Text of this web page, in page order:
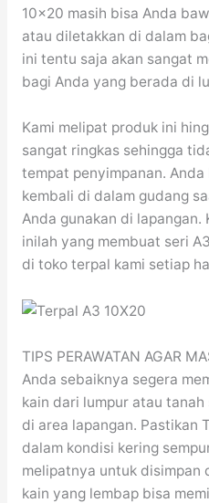
10×20 masih bisa Anda
atau diletakkan di dalam
ini tentu saja akan sangat
bagi Anda yang berada di
Kami melipat produk ini
sangat ringkas sehingga
tempat penyimpanan.
kembali di dalam gudang
Anda gunakan di
inilah yang membuat seri
di toko terpal kami setiap
TIPS PERAWATAN AGAR
Anda sebaiknya segera
kain dari lumpur atau
di area lapangan. Pastikan
dalam kondisi kering
melipatnya untuk disimpan
kain yang lembap bisa